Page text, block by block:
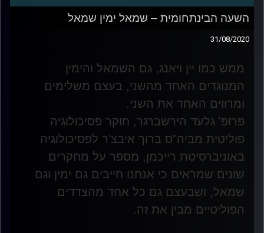
השעה הבינתחומית – שמאל ימין שמאל
31/08/2020
ממש כמו יין ויאנג, גם השמאל והימין
המנוגדים האחד מהשני, בעצם משלימים
ומרווים האחד את השני.
פרופ' גלעד הירשברגר, חוקר פסיכולוגיה
פוליטית מביה"ס ברוך איבצ'ר לפסיכולוגיה
באוניברסיטת רייכמן, מספר על מחקרים
שונים שמראים כי אנחנו חייבים גם ימין וגם
שמאל, ושבעצם גם כל אחד מהצדדים
הפוליטיים מבין את זה.